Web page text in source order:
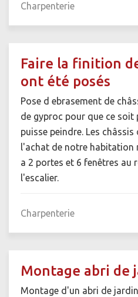
Charpenterie
Faire la finition
ont été posés
Pose d ebrasement de
de gyproc pour que ce soit
puisse peindre. Les
l'achat de notre habitation
a 2 portes et 6 fenêtres au
l'escalier.
Charpenterie
Montage abri de
Montage d'un abri de